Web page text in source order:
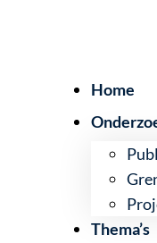
Home
Thema’s